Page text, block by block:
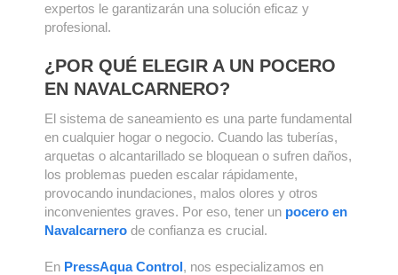
expertos le garantizarán una solución eficaz y
profesional.
¿POR QUÉ ELEGIR A UN POCERO
EN NAVALCARNERO?
El sistema de saneamiento es una parte fundamental
en cualquier hogar o negocio. Cuando las tuberías,
arquetas o alcantarillado se bloquean o sufren daños,
los problemas pueden escalar rápidamente,
provocando inundaciones, malos olores y otros
inconvenientes graves. Por eso, tener un pocero en
Navalcarnero de confianza es crucial.
En PressAqua Control, nos especializamos en